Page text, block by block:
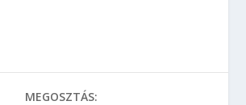
MEGOSZTÁS: